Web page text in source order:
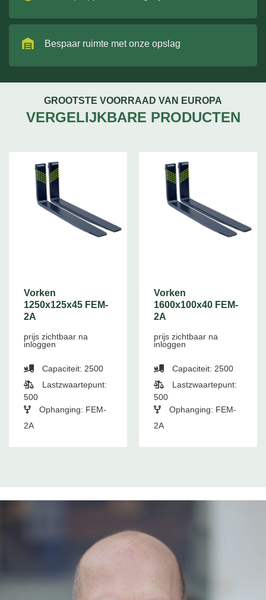
Bespaar ruimte met onze opslag
GROOTSTE VOORRAAD VAN EUROPA
VERGELIJKBARE PRODUCTEN
Vorken
1250x125x45 FEM-
2A
prijs zichtbaar na
inloggen
Capaciteit: 2500
Lastzwaartepunt:
500
Ophanging: FEM-
2A
Vorken
1600x100x40 FEM-
2A
prijs zichtbaar na
inloggen
Capaciteit: 2500
Lastzwaartepunt:
500
Ophanging: FEM-
2A